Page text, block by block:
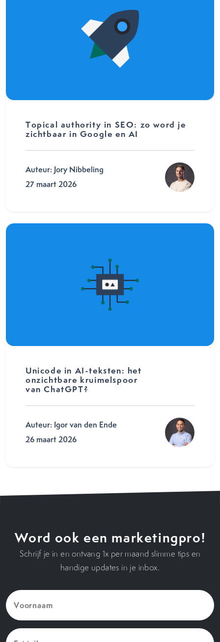
Topical authority in SEO: zo word je
zichtbaar in Google en AI
Auteur: Jory Nibbeling
27 maart 2026
Unicode in AI-teksten: het
onzichtbare kruimelspoor
van ChatGPT?
Auteur: Igor van den Ende
26 maart 2026
Word ook een marketingpro!
Schrijf je in en ontvang 1x per maand slimme tips en
handige updates in je inbox.
Voornaam
(Vereist)
E-